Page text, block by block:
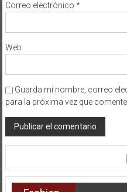
Correo electrónico *
Web
Guarda mi nombre, correo
para la próxima vez que